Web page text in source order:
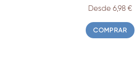
Desde 6,98 €
COMPRAR